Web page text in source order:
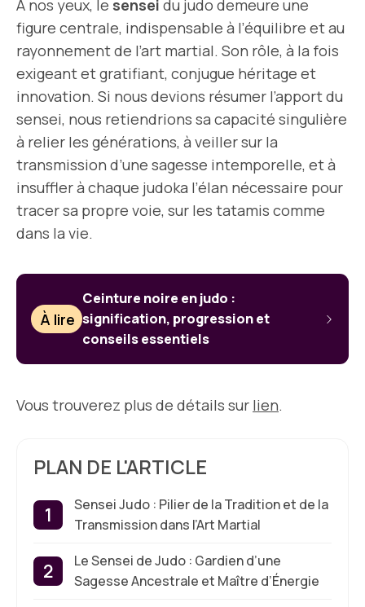
À nos yeux, le sensei du judo demeure une
figure centrale, indispensable à l’équilibre et au
rayonnement de l’art martial. Son rôle, à la fois
exigeant et gratifiant, conjugue héritage et
innovation. Si nous devions résumer l’apport du
sensei, nous retiendrions sa capacité singulière
à relier les générations, à veiller sur la
transmission d’une sagesse intemporelle, et à
insuffler à chaque judoka l’élan nécessaire pour
tracer sa propre voie, sur les tatamis comme
dans la vie.
À lire
Ceinture noire en judo :
signification, progression et
conseils essentiels
Vous trouverez plus de détails sur lien.
PLAN DE L'ARTICLE
Sensei Judo : Pilier de la Tradition et de la
Transmission dans l’Art Martial
Le Sensei de Judo : Gardien d’une
Sagesse Ancestrale et Maître d’Énergie